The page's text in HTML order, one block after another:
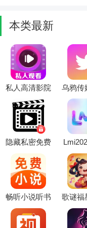
本类最新
私人高清影院
播放器(隐私
视频播放器)
乌鸦传
最新
隐藏私密免费
播放器最新手
机版
最新
畅听小说听书
(免费小说阅
读器)
歌谜福
最新